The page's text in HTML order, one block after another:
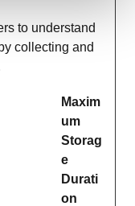
to understand
collecting and
Maxim
um
Storag
e
Durati
on